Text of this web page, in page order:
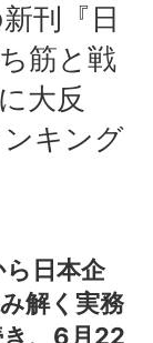
刊『日
筋と戦
大反
キング
日本企
解く実務
、6月22